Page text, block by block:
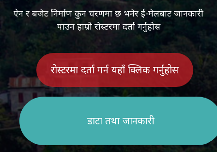
ऐन र बजेट निर्माण कुन चरणमा छ भनेर ई-मेलबाट जानकारी
पाउन हाम्रो रोस्टरमा दर्ता गर्नुहोस
रोस्टरमा दर्ता गर्न यहाँ क्लिक गर्नुहोस
डाटा तथा जानकारी